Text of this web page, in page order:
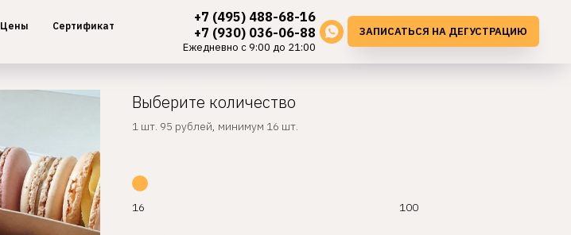
Цены
Сертификат
+7 (495) 488-68-16
+7 (930) 036-06-88
Ежедневно с 9:00 до 21:00
ЗАПИСАТЬСЯ НА ДЕГУСТРАЦИЮ
Выберите количество
1 шт. 95 рублей, минимум 16 шт.
16 100